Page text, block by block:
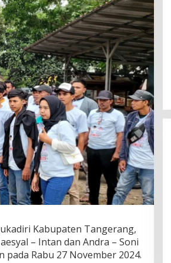
Kabupaten Tangerang,
– Intan dan Andra – Soni
Rabu 27 November 2024.
Politik dalam Menjaga
Kepercayaan Publik
Di Politik | 5 Juli 2026